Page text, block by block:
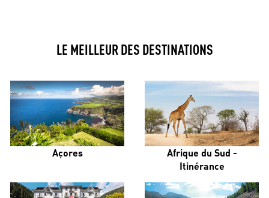
LE MEILLEUR DES DESTINATIONS
Açores
Afrique du Sud -
Itinérance